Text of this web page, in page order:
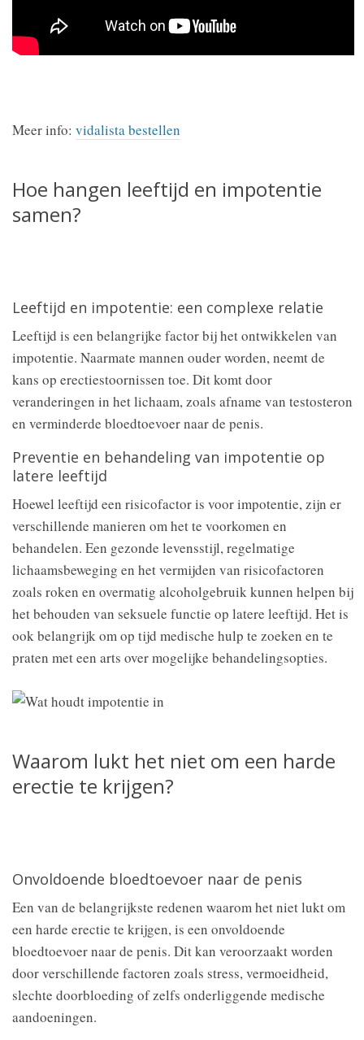
Meer info: vidalista bestellen
Hoe hangen leeftijd en impotentie
samen?
Leeftijd en impotentie: een complexe relatie
Leeftijd is een belangrijke factor bij het ontwikkelen van
impotentie. Naarmate mannen ouder worden, neemt de
kans op erectiestoornissen toe. Dit komt door
veranderingen in het lichaam, zoals afname van testosteron
en verminderde bloedtoevoer naar de penis.
Preventie en behandeling van impotentie op
latere leeftijd
Hoewel leeftijd een risicofactor is voor impotentie, zijn er
verschillende manieren om het te voorkomen en
behandelen. Een gezonde levensstijl, regelmatige
lichaamsbeweging en het vermijden van risicofactoren
zoals roken en overmatig alcoholgebruik kunnen helpen bij
het behouden van seksuele functie op latere leeftijd. Het is
ook belangrijk om op tijd medische hulp te zoeken en te
praten met een arts over mogelijke behandelingsopties.
Waarom lukt het niet om een harde
erectie te krijgen?
Onvoldoende bloedtoevoer naar de penis
Een van de belangrijkste redenen waarom het niet lukt om
een harde erectie te krijgen, is een onvoldoende
bloedtoevoer naar de penis. Dit kan veroorzaakt worden
door verschillende factoren zoals stress, vermoeidheid,
slechte doorbloeding of zelfs onderliggende medische
aandoeningen.